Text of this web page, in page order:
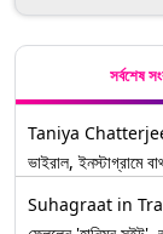
সর্বশেষ
Taniya Chatterjee
ভাইরাল, ইনস্টাগ্রামে
Suhagraat in Train